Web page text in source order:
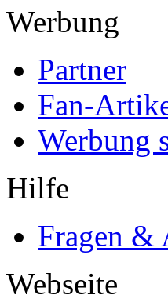
Werbung
Partner
Fan-
Werbung
Hilfe
Fragen &
Webseite